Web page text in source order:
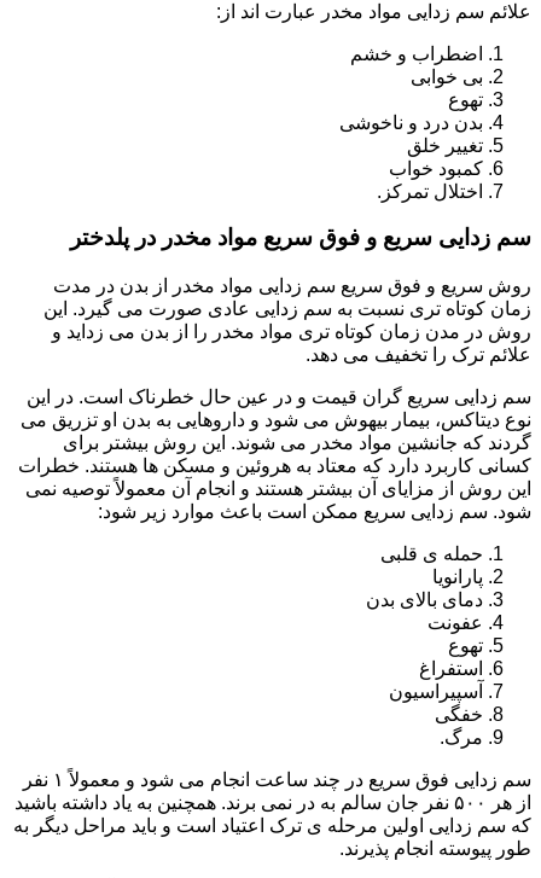
علائم سم زدایی مواد مخدر عبارت اند از:
اضطراب و خشم
بی خوابی
تهوع
بدن درد و ناخوشی
تغییر خلق
کمبود خواب
اختلال تمرکز.
سم زدایی سریع و فوق سریع مواد مخدر در پلدختر
روش سریع و فوق سریع سم زدایی مواد مخدر از بدن در مدت
زمان کوتاه تری نسبت به سم زدایی عادی صورت می گیرد. این
روش در مدن زمان کوتاه تری مواد مخدر را از بدن می زداید و
علائم ترک را تخفیف می دهد.
سم زدایی سریع گران قیمت و در عین حال خطرناک است. در این
نوع دیتاکس، بیمار بیهوش می شود و داروهایی به بدن او تزریق می
گردند که جانشین مواد مخدر می شوند. این روش بیشتر برای
کسانی کاربرد دارد که معتاد به هروئین و مسکن ها هستند. خطرات
این روش از مزایای آن بیشتر هستند و انجام آن معمولاً توصیه نمی
شود. سم زدایی سریع ممکن است باعث موارد زیر شود:
حمله ی قلبی
پارانویا
دمای بالای بدن
عفونت
تهوع
استفراغ
آسپیراسیون
خفگی
مرگ.
سم زدایی فوق سریع در چند ساعت انجام می شود و معمولاً ۱ نفر
از هر ۵۰۰ نفر جان سالم به در نمی برند. همچنین به یاد داشته باشید
که سم زدایی اولین مرحله ی ترک اعتیاد است و باید مراحل دیگر به
طور پیوسته انجام پذیرند.